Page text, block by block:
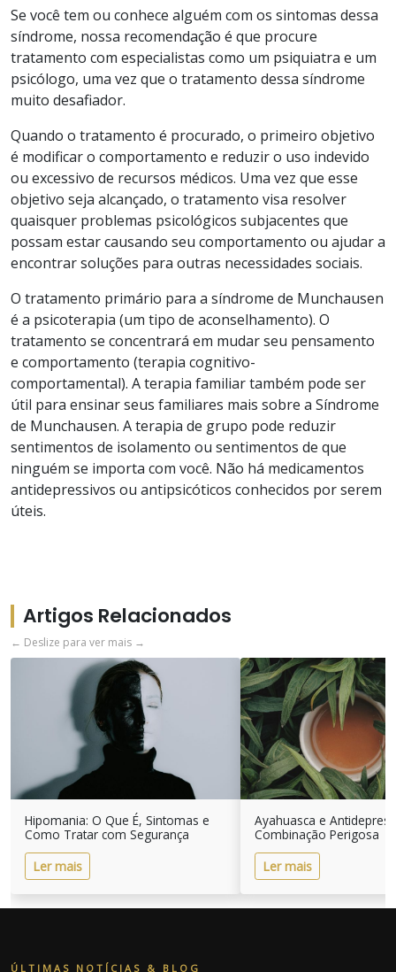
Se você tem ou conhece alguém com os sintomas dessa
síndrome, nossa recomendação é que procure
tratamento com especialistas como um psiquiatra e um
psicólogo, uma vez que o tratamento dessa síndrome
muito desafiador.
Quando o tratamento é procurado, o primeiro objetivo
é modificar o comportamento e reduzir o uso indevido
ou excessivo de recursos médicos. Uma vez que esse
objetivo seja alcançado, o tratamento visa resolver
quaisquer problemas psicológicos subjacentes que
possam estar causando seu comportamento ou ajudar a
encontrar soluções para outras necessidades sociais.
O tratamento primário para a síndrome de Munchausen
é a psicoterapia (um tipo de aconselhamento). O
tratamento se concentrará em mudar seu pensamento
e comportamento (terapia cognitivo-
comportamental). A terapia familiartambém pode ser
útil para ensinar seus familiares mais sobre a Síndrome
de Munchausen. A terapia de grupo pode reduzir
sentimentos de isolamento ou sentimentos de que
ninguém se importa com você. Não há medicamentos
antidepressivos ou antipsicóticos conhecidos por serem
úteis.
Artigos Relacionados
← Deslize para ver mais →
Hipomania: O Que É, Sintomas e
Como Tratar com Segurança
Ler mais
Ayahuasca e
Combinação Perigosa
Ler mais
ÚLTIMAS NOTÍCIAS & BLOG